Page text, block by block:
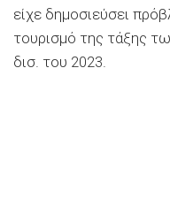
είχε δημοσιεύσει
τουρισμό της τάξης
δισ. του 2023.